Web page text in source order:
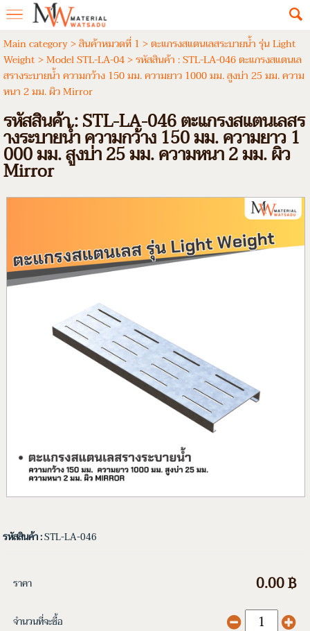
Main category>สินค้าหมวดที่ 1 >ตะแกรงสแตนเลสระบายน้ำ รุ่น Light
Weight>Model STL-LA-04> รหัสสินค้า : STL-LA-046 ตะแกรงสแตนเล
สรางระบายน้ำ ความกว้าง 150 มม. ความยาว 1000 มม. สูงบ่า 25 มม. ความ
หนา 2 มม. ผิว Mirror
รหัสสินค้า : STL-LA-046 ตะแกรงสแตนเลสร
างระบายน้ำ ความกว้าง 150 มม. ความยาว 1
000 มม. สูงบ่า 25 มม. ความหนา 2 มม. ผิว
Mirror
รหัสสินค้า :STL-LA-046
ราคา 0.00 ฿
จำนวนที่จะซื้อ